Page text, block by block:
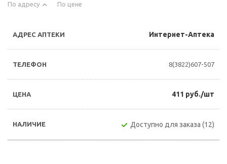
По адресу По цене
Интернет-Аптека
8(3822)607-507
411 руб./шт
Доступно для заказа (12)